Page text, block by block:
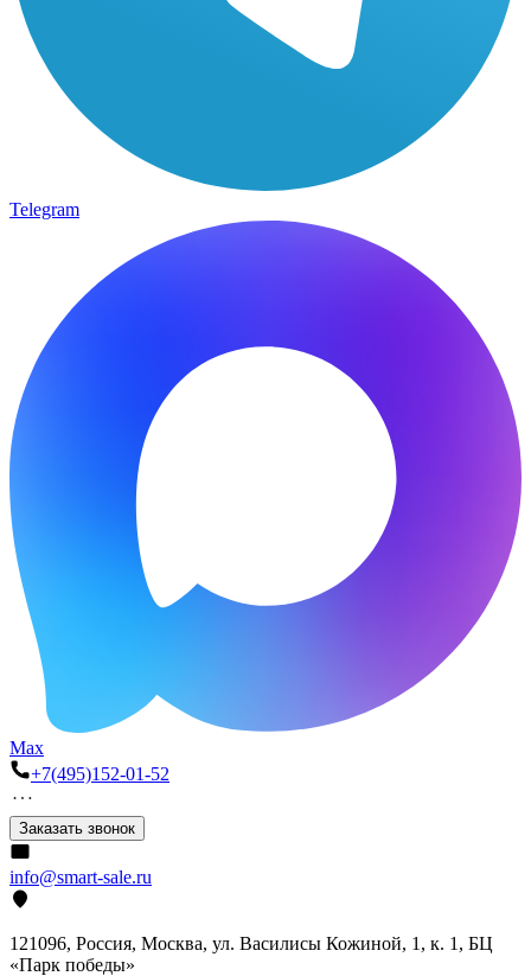
Telegram
Max
+7(495)152-01-52
Заказать звонок
info@smart-sale.ru
121096, Россия, Москва, ул. Василисы Кожиной, 1, к. 1, БЦ
«Парк победы»